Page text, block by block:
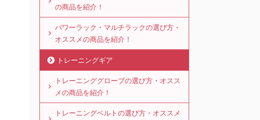
の商品を紹介！
パワーラック・マルチラックの選び方・
オススメの商品を紹介！
トレーニングギア
トレーニンググローブの選び方・オスス
メの商品を紹介！
トレーニングベルトの選び方・オススメ